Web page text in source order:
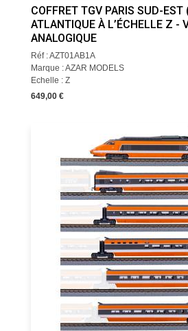
COFFRET TGV PARIS SUD-EST
ATLANTIQUE À L’ÉCHELLE Z -
ANALOGIQUE
Réf : AZT01AB1A
Marque : AZAR MODELS
Echelle : Z
649,00 €